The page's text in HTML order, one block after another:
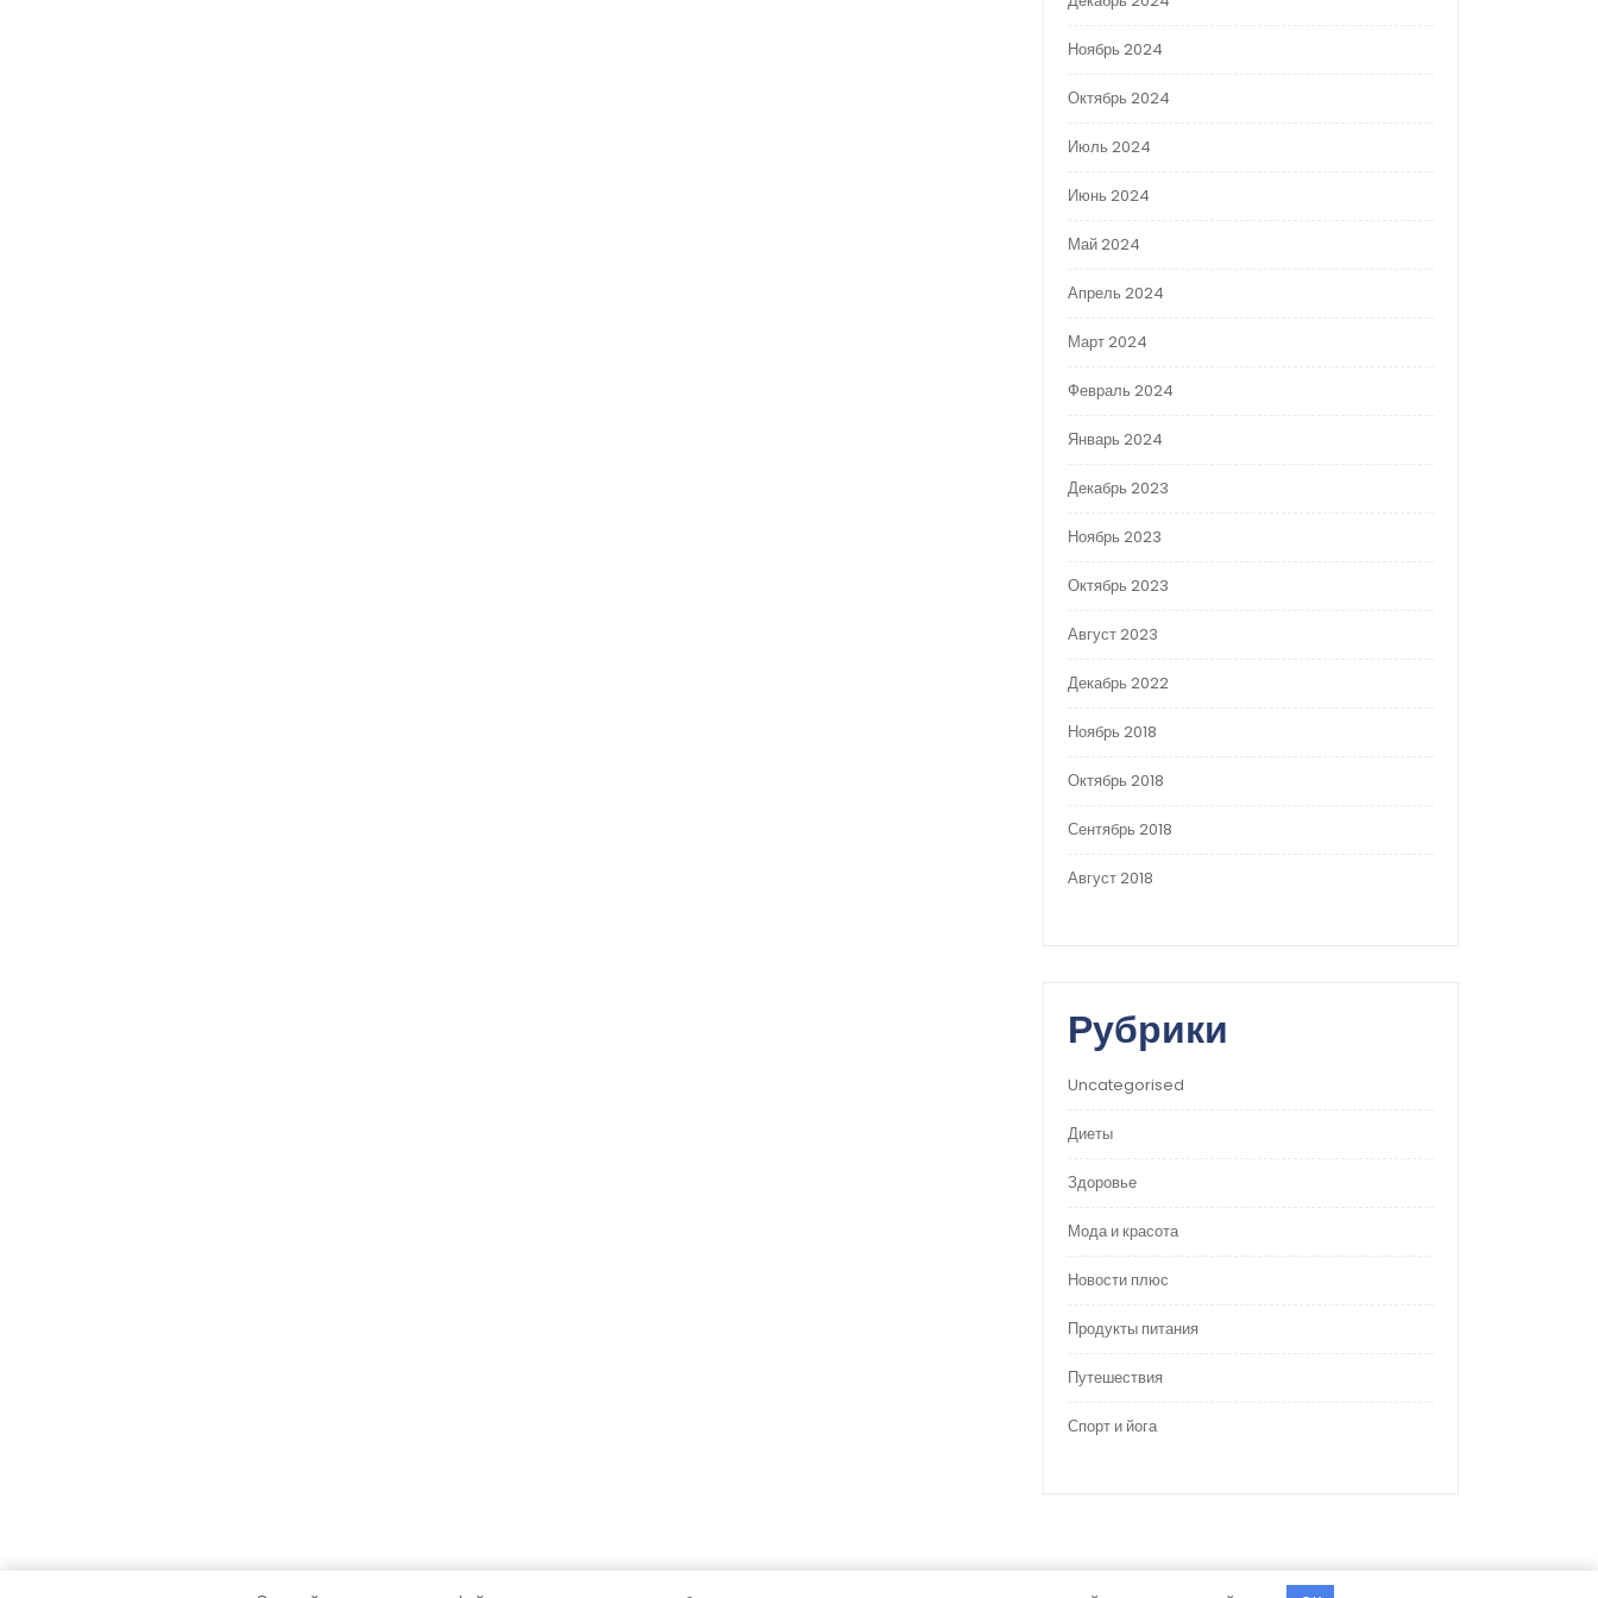
Ноябрь 2024
Октябрь 2024
Июль 2024
Июнь 2024
Май 2024
Апрель 2024
Март 2024
Февраль 2024
Январь 2024
Декабрь 2023
Ноябрь 2023
Октябрь 2023
Август 2023
Декабрь 2022
Ноябрь 2018
Октябрь 2018
Сентябрь 2018
Август 2018
Рубрики
Uncategorised
Диеты
Здоровье
Мода и красота
Новости плюс
Продукты питания
Путешествия
Спорт и йога